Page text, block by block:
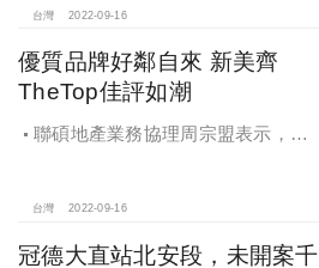
女神郭雪芙首度為房地產品牌代言
台灣 2022-09-16
優質品牌好鄰自來 新美齊
TheTop佳評如潮
聯碩地產業務協理周宗盟表示，
戶的未來潛力、雙北無界的絕佳地段
條件，更看中新美齊超規格規劃。
台灣 2022-09-16
冠德大直站北安段，未開案千